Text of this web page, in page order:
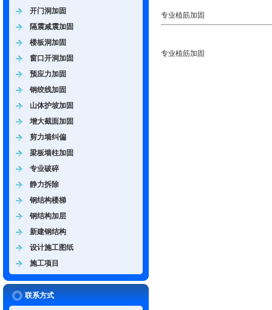
开门洞加固
隔震减震加固
楼板洞加固
窗口开洞加固
预应力加固
钢绞线加固
山体护坡加固
增大截面加固
剪力墙纠偏
梁板墙柱加固
专业破碎
静力拆除
钢结构楼梯
钢结构加层
新建钢结构
设计施工图纸
施工项目
联系方式
专业植筋加固
专业植筋加固